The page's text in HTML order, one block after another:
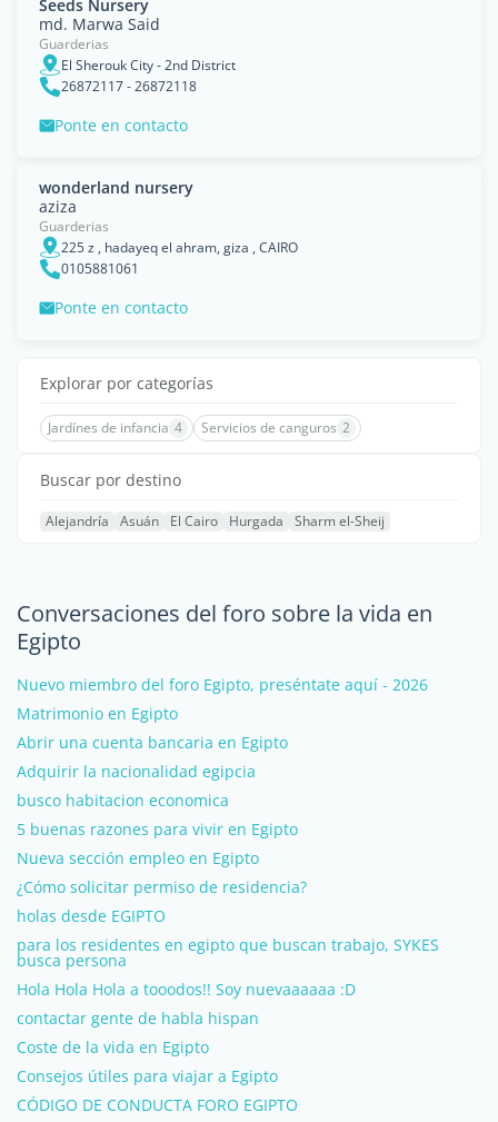
Seeds Nursery
md. Marwa Said
Guarderias
El Sherouk City - 2nd District
26872117 - 26872118
Ponte en contacto
wonderland nursery
aziza
Guarderias
225 z , hadayeq el ahram, giza , CAIRO
0105881061
Ponte en contacto
Explorar por categorías
Jardínes de infancia 4 Servicios de canguros 2
Buscar por destino
Alejandría Asuán El Cairo Hurgada Sharm el-Sheij
Conversaciones del foro sobre la vida en
Egipto
Nuevo miembro del foro Egipto, preséntate aquí - 2026
Matrimonio en Egipto
Abrir una cuenta bancaria en Egipto
Adquirir la nacionalidad egipcia
busco habitacion economica
5 buenas razones para vivir en Egipto
Nueva sección empleo en Egipto
¿Cómo solicitar permiso de residencia?
holas desde EGIPTO
para los residentes en egipto que buscan trabajo, SYKES
busca persona
Hola Hola Hola a tooodos!! Soy nuevaaaaaa :D
contactar gente de habla hispan
Coste de la vida en Egipto
Consejos útiles para viajar a Egipto
CÓDIGO DE CONDUCTA FORO EGIPTO